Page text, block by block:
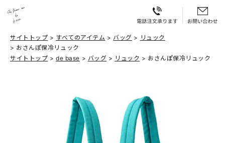
サイトトップ すべてのアイテム バッグ
リュック
おさんぽ保冷リュック
サイトトップ
de base バッグ リュック おさんぽ保冷リュック